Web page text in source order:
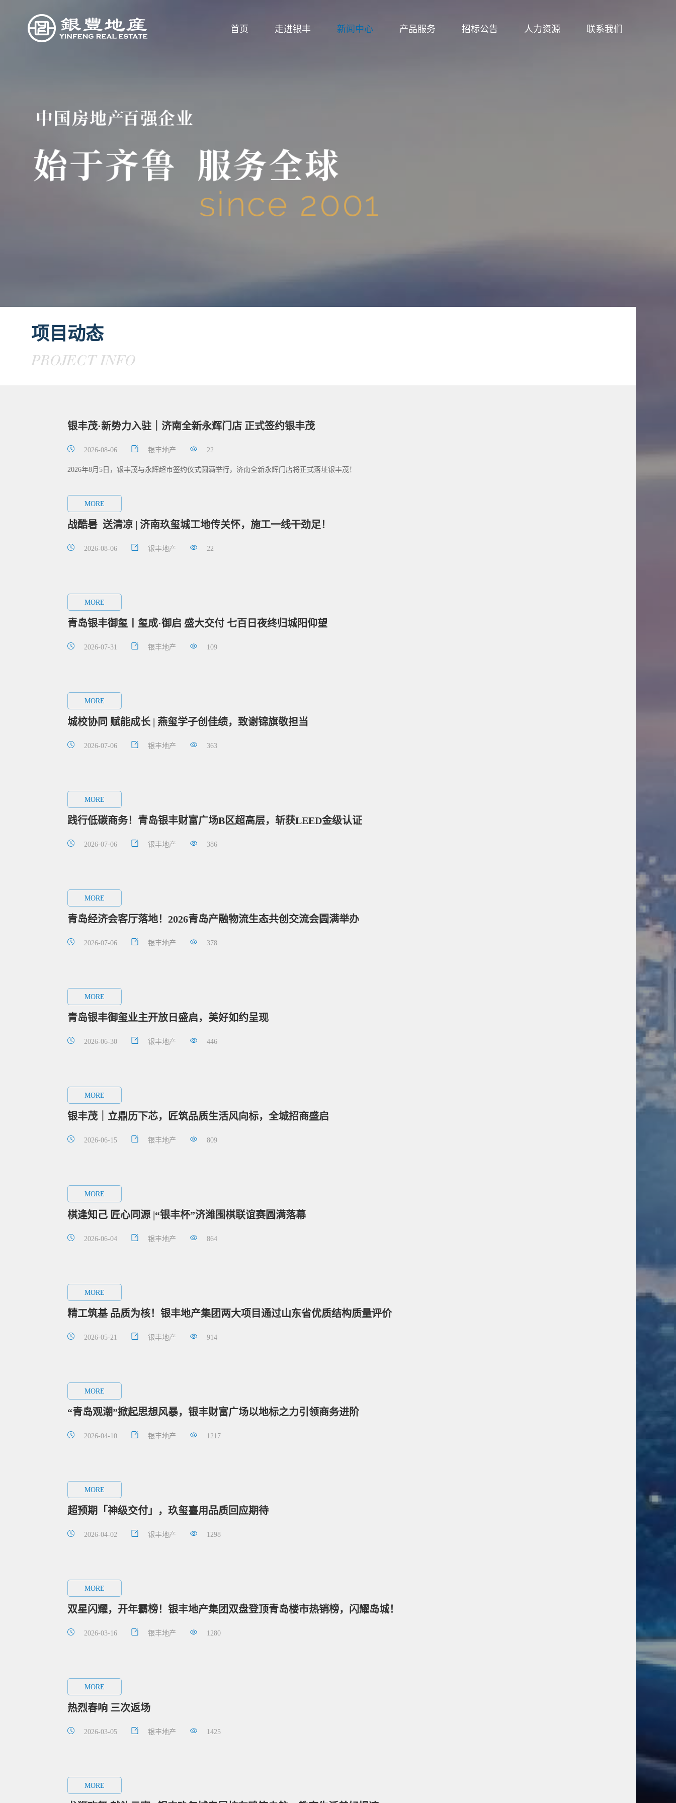
首页 走进银丰 新闻中心 产品服务 招标公告 人力资源 联系我们
项目动态
PROJECT INFO
银丰茂·新势力入驻｜济南全新永辉门店 正式签约银丰茂
2026-08-06 银丰地产 22
2026年8月5日，银丰茂与永辉超市签约仪式圆满举行，济南全新永辉门店将正式落址银丰茂！
MORE
战酷暑 送清凉 | 济南玖玺城工地传关怀，施工一线干劲足！
2026-08-06 银丰地产 22
MORE
青岛银丰御玺丨玺成·御启 盛大交付 七百日夜终归城阳仰望
2026-07-31 银丰地产 109
MORE
城校协同 赋能成长 | 燕玺学子创佳绩，致谢锦旗敬担当
2026-07-06 银丰地产 363
MORE
践行低碳商务！青岛银丰财富广场B区超高层，斩获LEED金级认证
2026-07-06 银丰地产 386
MORE
青岛经济会客厅落地！2026青岛产融物流生态共创交流会圆满举办
2026-07-06 银丰地产 378
MORE
青岛银丰御玺业主开放日盛启，美好如约呈现
2026-06-30 银丰地产 446
MORE
银丰茂｜立鼎历下芯，匠筑品质生活风向标，全城招商盛启
2026-06-15 银丰地产 809
MORE
棋逢知己 匠心同源 |“银丰杯”济潍围棋联谊赛圆满落幕
2026-06-04 银丰地产 864
MORE
精工筑基 品质为核！银丰地产集团两大项目通过山东省优质结构质量评价
2026-05-21 银丰地产 914
MORE
“青岛观潮”掀起思想风暴，银丰财富广场以地标之力引领商务进阶
2026-04-10 银丰地产 1217
MORE
超预期「神级交付」，玖玺臺用品质回应期待
2026-04-02 银丰地产 1298
MORE
双星闪耀，开年霸榜！银丰地产集团双盘登顶青岛楼市热销榜，闪耀岛城！
2026-03-16 银丰地产 1280
MORE
热烈春响 三次返场
2026-03-05 银丰地产 1425
MORE